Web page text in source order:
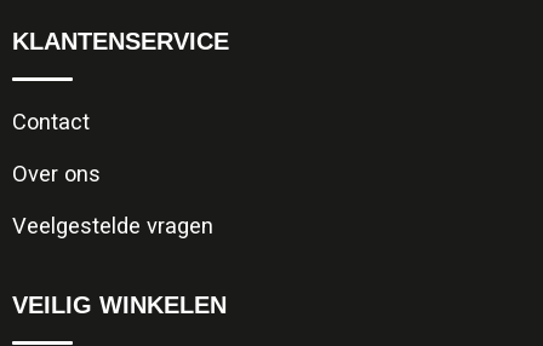
KLANTENSERVICE
Contact
Over ons
Veelgestelde vragen
VEILIG WINKELEN